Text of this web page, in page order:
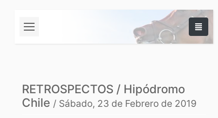
RETROSPECTOS / Hipódromo
Chile / Sábado, 23 de Febrero de 2019